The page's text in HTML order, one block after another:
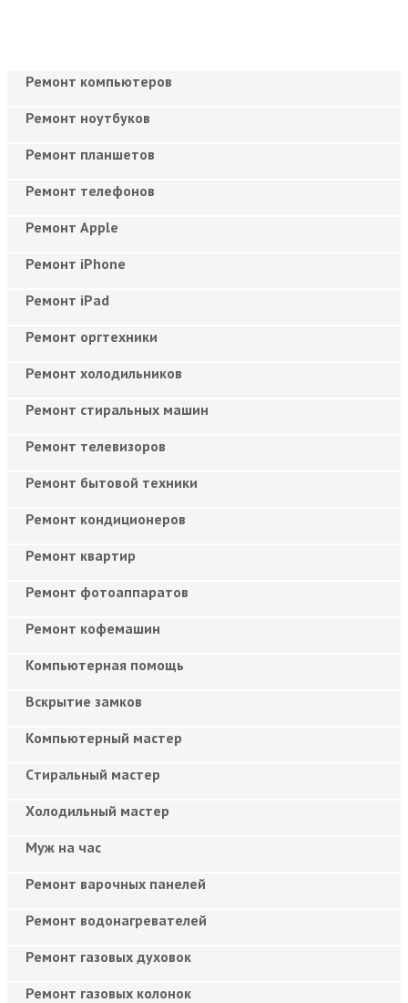
Ремонт компьютеров
Ремонт ноутбуков
Ремонт планшетов
Ремонт телефонов
Ремонт Apple
Ремонт iPhone
Ремонт iPad
Ремонт оргтехники
Ремонт холодильников
Ремонт стиральных машин
Ремонт телевизоров
Ремонт бытовой техники
Ремонт кондиционеров
Ремонт квартир
Ремонт фотоаппаратов
Ремонт кофемашин
Компьютерная помощь
Вскрытие замков
Компьютерный мастер
Cтиральный мастер
Холодильный мастер
Муж на час
Ремонт варочных панелей
Ремонт водонагревателей
Ремонт газовых духовок
Ремонт газовых колонок